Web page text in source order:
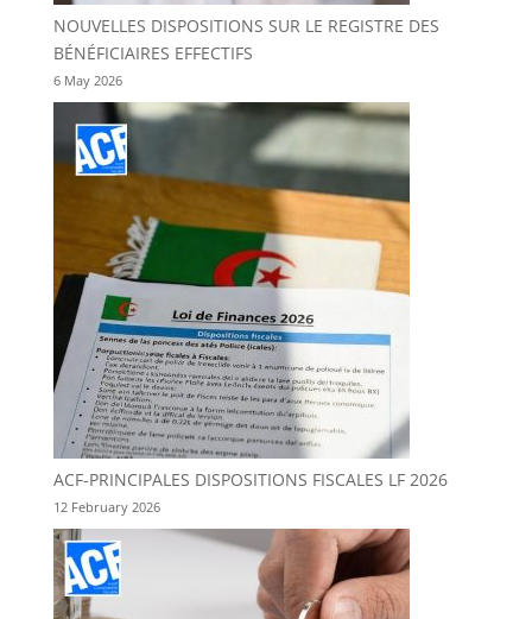
NOUVELLES DISPOSITIONS SUR LE REGISTRE DES
BÉNÉFICIAIRES EFFECTIFS
6 May 2026
ACF-PRINCIPALES DISPOSITIONS FISCALES LF 2026
12 February 2026